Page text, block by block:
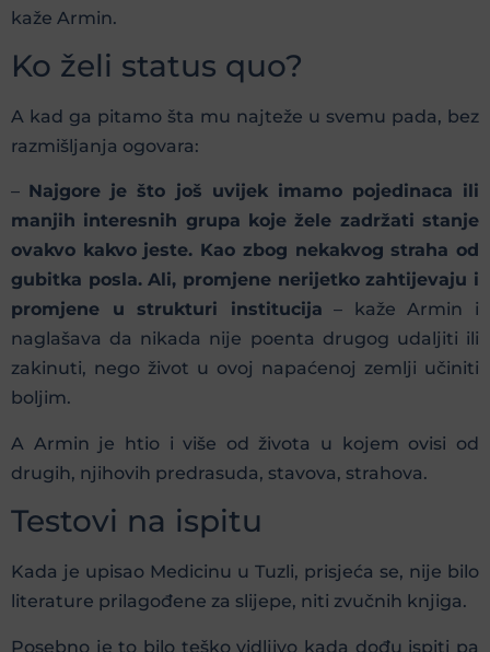
kaže Armin.
Ko želi status quo?
A kad ga pitamo šta mu najteže u svemu pada, bez
razmišljanja ogovara:
– Najgore je što još uvijek imamo pojedinaca ili
manjih interesnih grupa koje žele zadržati stanje
ovakvo kakvo jeste. Kao zbog nekakvog straha od
gubitka posla. Ali, promjene nerijetko zahtijevaju i
promjene u strukturi institucija – kaže Armin i
naglašava da nikada nije poenta drugog udaljiti ili
zakinuti, nego život u ovoj napaćenoj zemlji učiniti
boljim.
A Armin je htio i više od života u kojem ovisi od
drugih, njihovih predrasuda, stavova, strahova.
Testovi na ispitu
Kada je upisao Medicinu u Tuzli, prisjeća se, nije bilo
literature prilagođene za slijepe, niti zvučnih knjiga.
Posebno je to bilo teško vidljivo kada dođu ispiti pa